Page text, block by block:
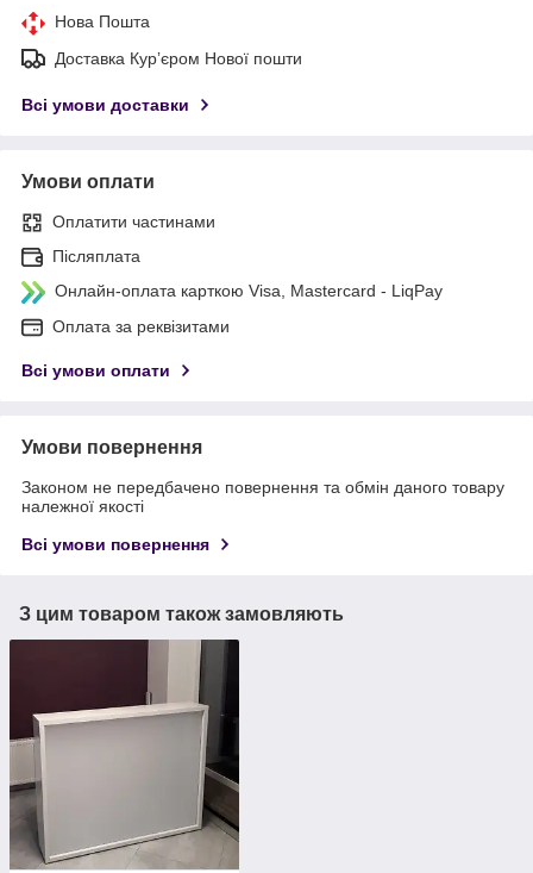
Нова Пошта
Доставка Курʼєром Нової пошти
Всі умови доставки
Умови оплати
Оплатити частинами
Післяплата
Онлайн-оплата карткою Visa, Mastercard - LiqPay
Оплата за реквізитами
Всі умови оплати
Умови повернення
Законом не передбачено повернення та обмін даного товару
належної якості
Всі умови повернення
З цим товаром також замовляють